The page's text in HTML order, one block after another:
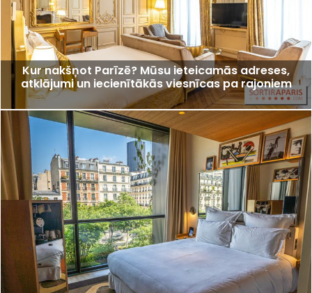
Kur nakšņot Parīzē? Mūsu ieteicamās adreses,
atklājumi un iecienītākās viesnīcas pa rajoniem